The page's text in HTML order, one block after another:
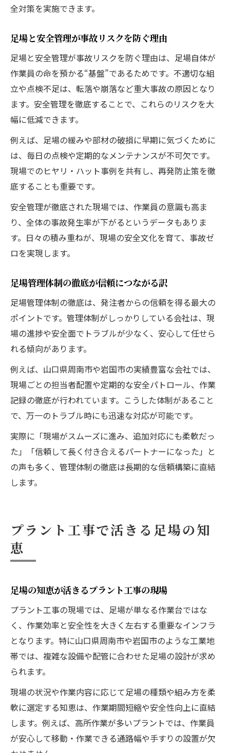
全対策を実施できます。
足場と安全管理が事故リスクを防ぐ理由
足場と安全管理が事故リスクを防ぐ理由は、足場自体が
作業員の命を預かる“基盤”であるためです。不適切な組
立や点検不足は、転落や崩落など重大事故の原因となり
ます。安全管理を徹底することで、これらのリスクを大
幅に低減できます。
例えば、足場の緩みや部材の破損に早期に気づくために
は、毎日の点検や定期的なメンテナンスが不可欠です。
現場でのヒヤリ・ハット事例を共有し、再発防止策を徹
底することも重要です。
安全管理が徹底された現場では、作業員の意識も高ま
り、全体の事故発生率が下がるというデータもありま
す。日々の積み重ねが、現場の安全文化を育て、事故ゼ
ロを実現します。
足場管理体制の徹底が信頼につながる訳
足場管理体制の徹底は、発注者からの信頼を得る最大の
ポイントです。管理体制がしっかりしている会社は、現
場の進捗や安全面でトラブルが少なく、安心して任せら
れる傾向があります。
例えば、山口県周南市や岩国市の実績豊富な会社では、
現場ごとの担当者配置や定期的な安全パトロール、作業
記録の徹底が行われています。こうした体制があること
で、万一のトラブル時にも迅速な対応が可能です。
実際に「現場がスムーズに進み、追加対応にも柔軟だっ
た」「信頼して長く付き合えるパートナーになった」と
の声も多く、管理体制の徹底は長期的な信頼構築に直結
します。
プラント工事で活きる足場の知
恵
足場の知恵が活きるプラント工事の現場
プラント工事の現場では、足場が単なる作業台ではな
く、作業効率と安全性を大きく左右する重要なインフラ
となります。特に山口県周南市や岩国市のような工業地
帯では、複雑な設備や配管に合わせた足場の設計が求め
られます。
現場の状況や作業内容に応じて足場の種類や組み方を柔
軟に選定する知恵は、作業期間短縮や安全性向上に直結
します。例えば、高所作業が多いプラントでは、作業員
が安心して移動・作業できる通路幅や手すりの設置が欠